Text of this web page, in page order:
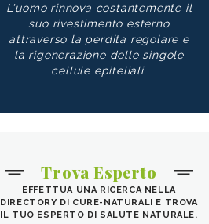
L'uomo rinnova costantemente il
suo rivestimento esterno
attraverso la perdita regolare e
la rigenerazione delle singole
cellule epiteliali.
Trova Esperto
EFFETTUA UNA RICERCA NELLA
DIRECTORY DI CURE-NATURALI E TROVA
IL TUO ESPERTO DI SALUTE NATURALE.